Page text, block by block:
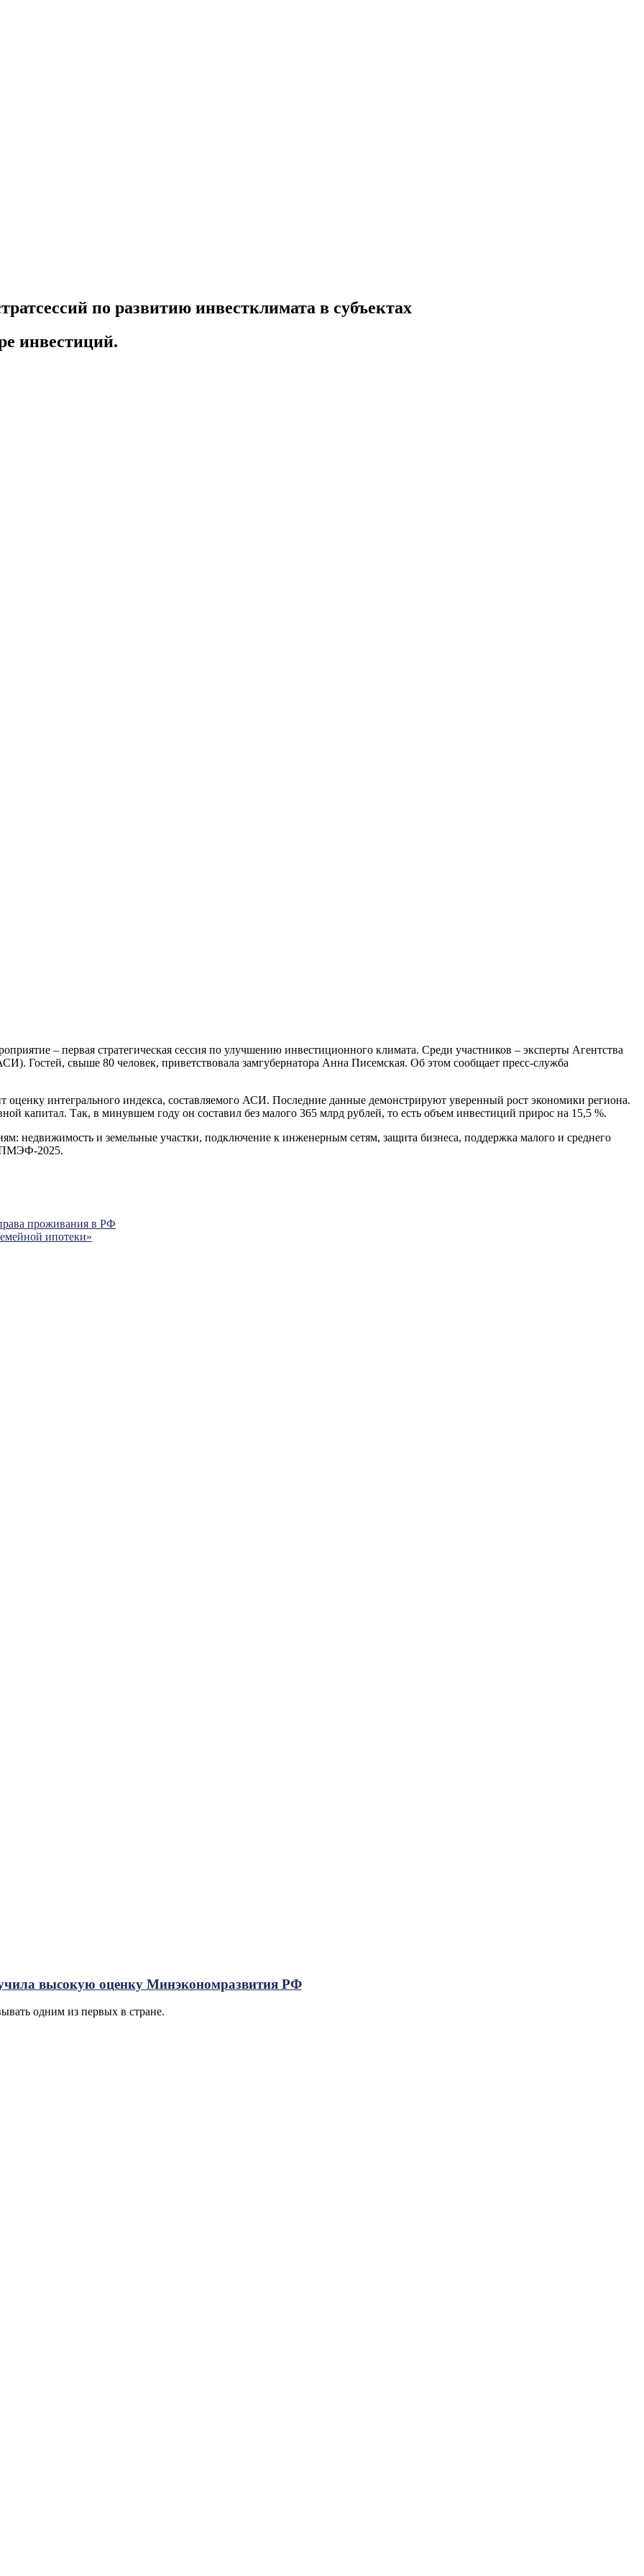
по развитию инвестклимата в субъектах
инвестиций.
– первая стратегическая сессия по улучшению инвестиционного климата. Среди участников – эксперты Агентства
Гостей, свыше 80 человек, приветствовала замгубернатора Анна Писемская. Об этом сообщает пресс-служба
интегрального индекса, составляемого АСИ. Последние данные демонстрируют уверенный рост экономики региона.
капитал. Так, в минувшем году он составил без малого 365 млрд рублей, то есть объем инвестиций прирос на 15,5 %.
недвижимость и земельные участки, подключение к инженерным сетям, защита бизнеса, поддержка малого и среднего
ПМЭФ-2025.
проживания в РФ
ипотеки»
высокую оценку Минэкономразвития РФ
одним из первых в стране.